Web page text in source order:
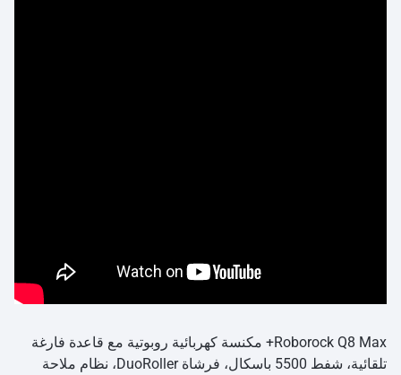
Roborock Q8 Max+ مكنسة كهربائية روبوتية مع قاعدة فارغة
تلقائية، شفط 5500 باسكال، فرشاة DuoRoller، نظام ملاحة